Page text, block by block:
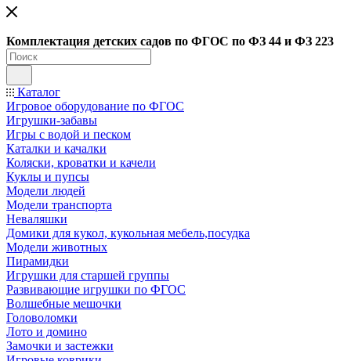
Комплектация детских садов по ФГОC по ФЗ 44 и ФЗ 223
Каталог
Игровое оборудование по ФГОС
Игрушки-забавы
Игры с водой и песком
Каталки и качалки
Коляски, кроватки и качели
Куклы и пупсы
Модели людей
Модели транспорта
Неваляшки
Домики для кукол, кукольная мебель,посудка
Модели животных
Пирамидки
Игрушки для старшей группы
Развивающие игрушки по ФГОС
Волшебные мешочки
Головоломки
Лото и домино
Замочки и застежки